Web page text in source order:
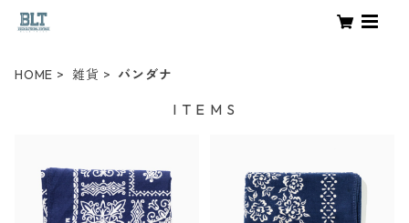
HOME 雑貨 バンダナ
I T E M S